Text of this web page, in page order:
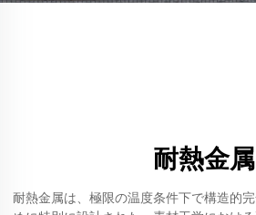
耐熱金属
耐熱金属は、極限の温度条件下で構造的